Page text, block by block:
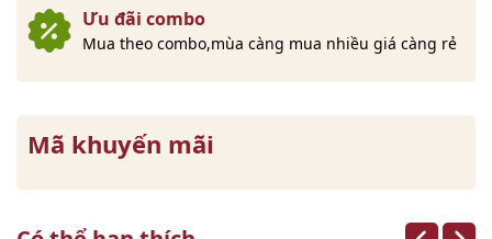
Ưu đãi combo
Mua theo combo,mùa càng mua nhiều giá càng rẻ
Mã khuyến mãi